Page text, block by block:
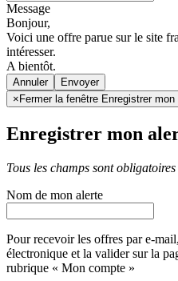
Message
Bonjour,
Voici une offre parue sur le site
intéresser.
A bientôt.
Annuler
× Fermer la fenêtre Enregistrer mon
Enregistrer mon
Tous les champs sont obligatoires
Nom de mon alerte
Pour recevoir les offres par e-
électronique et la valider sur la
rubrique « Mon compte »